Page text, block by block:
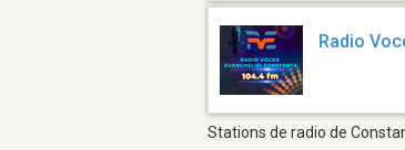
Radio
Stations de radio de